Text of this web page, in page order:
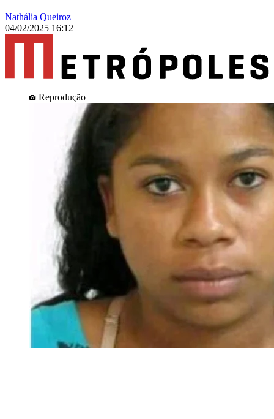
Nathália Queiroz
04/02/2025 16:12
Reprodução